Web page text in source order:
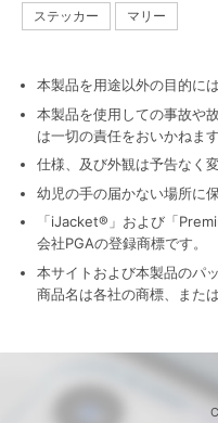
ステッカー マリー
本製品を用途以外の目的に
本製品を使用しての事故や
は一切の責任をおいかねま
仕様、及び外観は予告なく
幼児の手の届かない場所に
「iJacket®」および「
会社PGAの登録商標です。
本サイトおよび本製品のパ
商品名は各社の商標、また